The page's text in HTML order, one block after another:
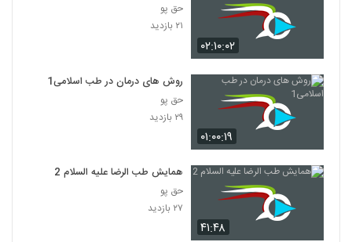
۰۲:۱۰:۰۲
حق پو
۲۱ بازدید
۰۱:۰۰:۱۹
روش های درمان در طب اسلامی1
حق پو
۲۹ بازدید
۴۱:۴۸
همایش طب الرضا علیه السلام 2
حق پو
۲۷ بازدید